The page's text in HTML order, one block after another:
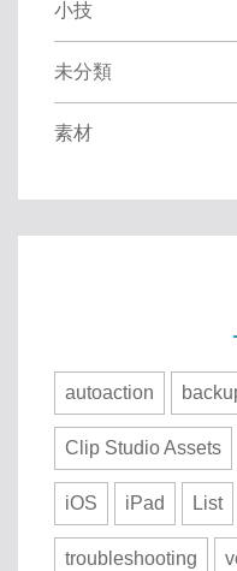
小技
未分類
素材
autoaction
Clip Studio Assets
iOS iPad List
troubleshooting